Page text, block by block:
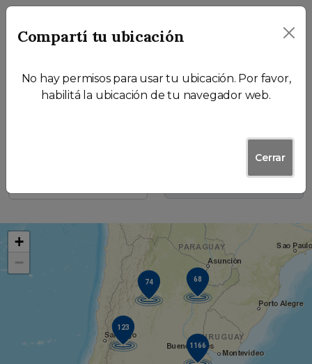
¿Qué necesitás hacer?:
68
74
123
1166
+
−
Compartí tu ubicación
No hay permisos para usar tu ubicación. Por favor,
habilitá la ubicación de tu navegador web.
Cerrar